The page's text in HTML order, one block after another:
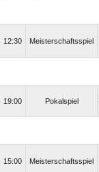
12:30 Meisterschaftsspiel
19:00 Pokalspiel
15:00 Meisterschaftsspiel